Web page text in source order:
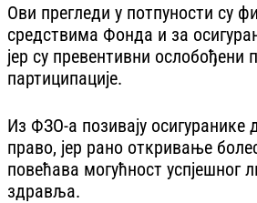
Ови прегледи у потпуности су
средствима Фонда и за
јер су превентивни ослобођени
партиципације.
Из ФЗО-а позивају осигуранике
право, јер рано откривање
повећава могућност успјешног
здравља.